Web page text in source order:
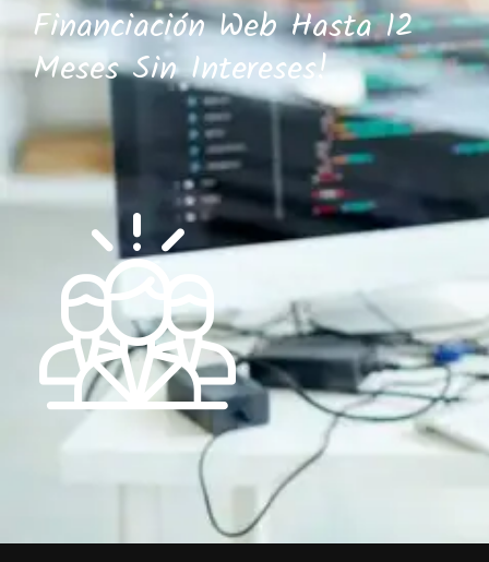
Financiación Web Hasta 12
Meses Sin Intereses!